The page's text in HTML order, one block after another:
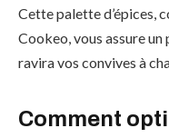
Cette palette d’épices,
Cookeo, vous assure
ravira vos convives à
Comment